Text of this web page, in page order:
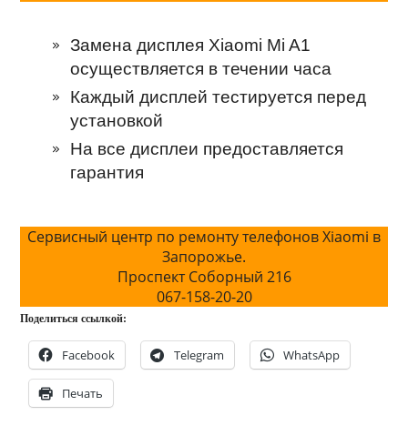
Замена дисплея Xiaomi Mi A1
осуществляется в течении часа
Каждый дисплей тестируется перед
установкой
На все дисплеи предоставляется
гарантия
Сервисный центр по ремонту телефонов Xiaomi в
Запорожье.
Проспект Соборный 216
067-158-20-20
Поделиться ссылкой:
Facebook Telegram WhatsApp
Печать